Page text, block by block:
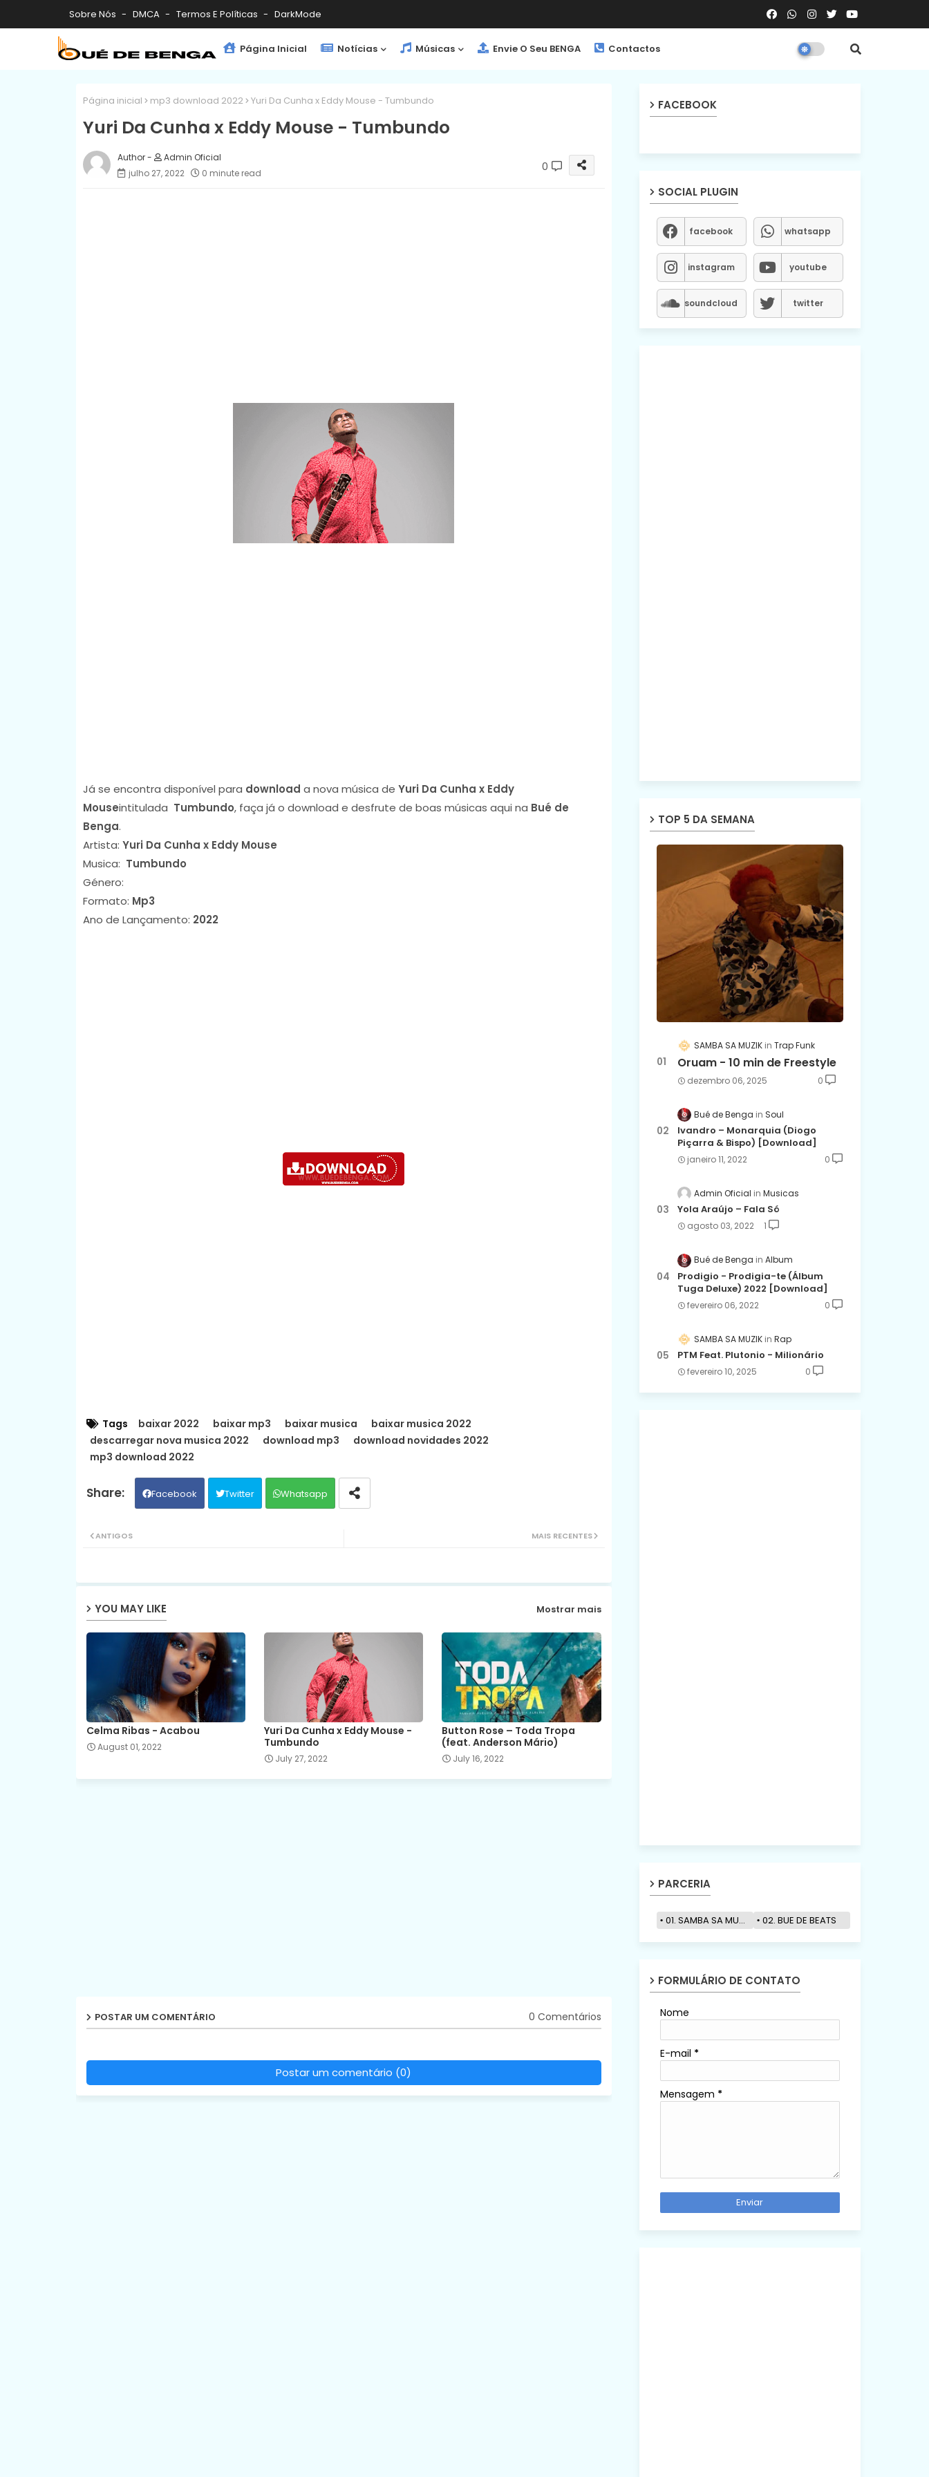
Sobre Nós DMCA Termos E Políticas DarkMode
Página Inicial Notícias Músicas Envie O Seu BENGA Contactos
Página inicial mp3 download 2022 Yuri Da Cunha x Eddy Mouse - Tumbundo
Yuri Da Cunha x Eddy Mouse - Tumbundo
Admin Oficial
julho 27, 2022
0 minute read 0
Já se encontra disponível para download a nova música de Yuri Da Cunha x Eddy
Mouseintitulada Tumbundo, faça já o download e desfrute de boas músicas aqui na Bué de
Benga.
Artista: Yuri Da Cunha x Eddy Mouse
Musica: Tumbundo
Género:
Formato: Mp3
Ano de Lançamento: 2022
Tags baixar 2022 baixar mp3 baixar musica
baixar musica 2022
descarregar nova musica 2022
download mp3
download novidades 2022
mp3 download 2022
Facebook Twitter Whatsapp
MAIS RECENTES
ANTIGOS
YOU MAY LIKE Mostrar mais
Celma Ribas - Acabou
August 01, 2022
Yuri Da Cunha x Eddy Mouse -
Tumbundo
July 27, 2022
Button Rose – Toda Tropa
(feat. Anderson Mário)
July 16, 2022
POSTAR UM COMENTÁRIO 0 Comentários
Postar um comentário (0)
FACEBOOK
SOCIAL PLUGIN
facebook whatsapp
instagram youtube
soundcloud twitter
TOP 5 DA SEMANA
SAMBA SA MUZIK Trap Funk
Oruam - 10 min de Freestyle
dezembro 06, 2025 0
Bué de Benga Soul
Ivandro – Monarquia (Diogo
Piçarra & Bispo) [Download]
janeiro 11, 2022 0
Admin Oficial Musicas
Yola Araújo – Fala Só
agosto 03, 2022 1
Bué de Benga Album
Prodigio - Prodigia-te (Álbum
Tuga Deluxe) 2022 [Download]
fevereiro 06, 2022 0
SAMBA SA MUZIK Rap
PTM Feat. Plutonio - Milionário
fevereiro 10, 2025 0
PARCERIA
01. SAMBA SA MUZIK 02. BUE DE BEATS
FORMULÁRIO DE CONTATO
Nome
E-mail *
Mensagem *